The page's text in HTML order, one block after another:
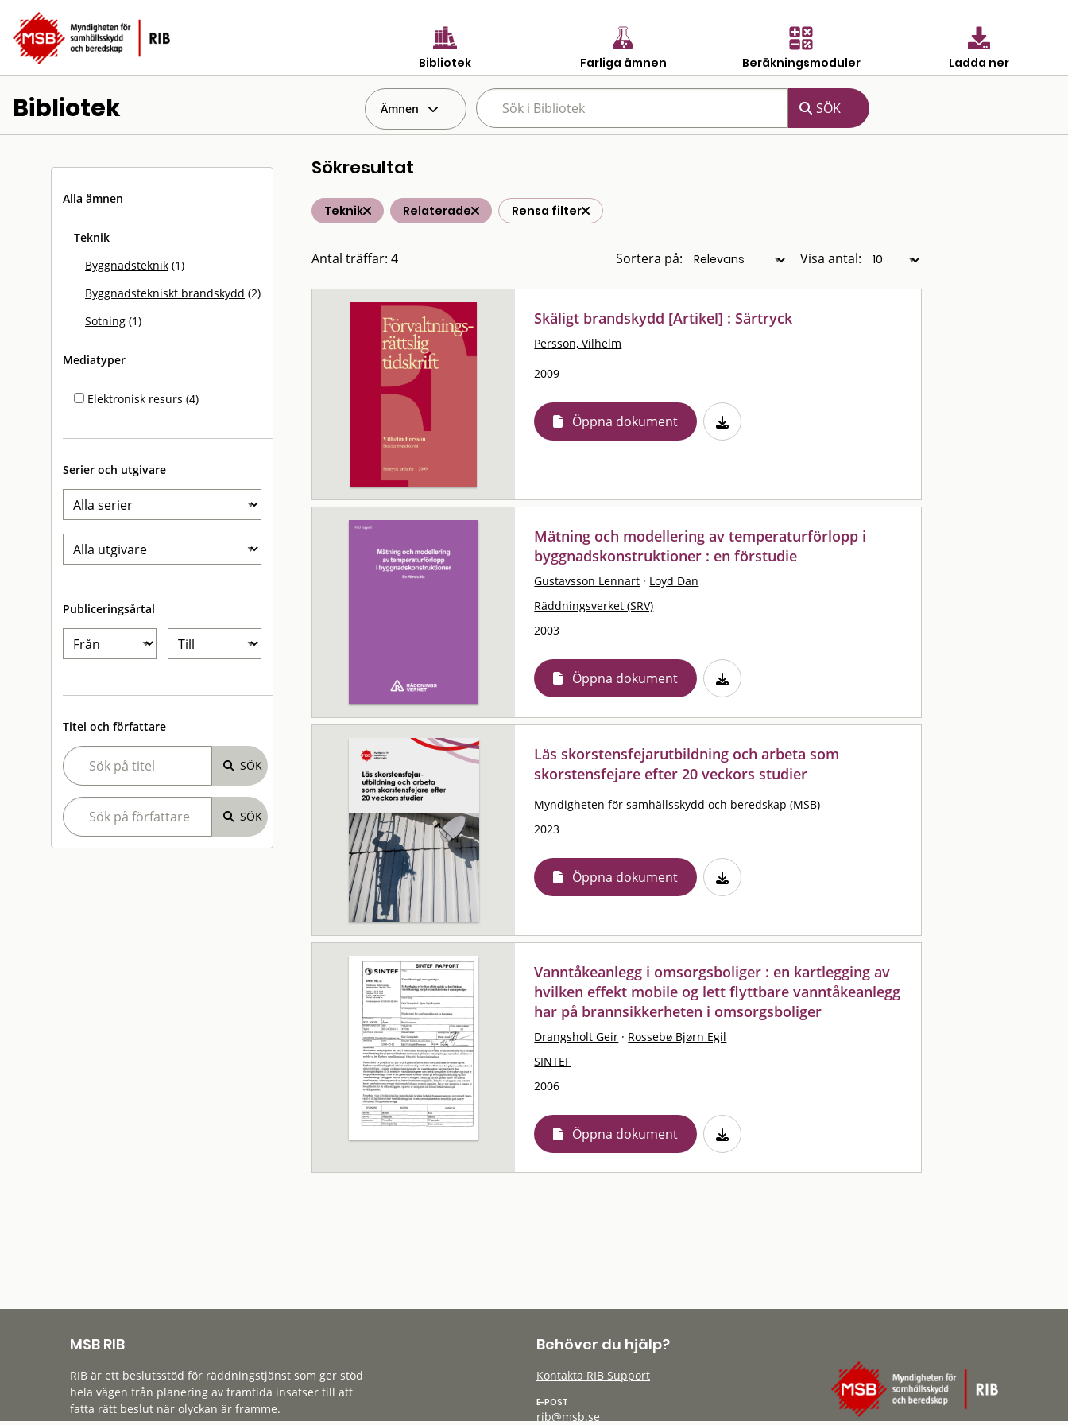
Bibliotek Farliga ämnen Beräkningsmoduler Ladda ner
Bibliotek Ämnen
Alla ämnen
Teknik
Byggnadsteknik (1)
Byggnadstekniskt brandskydd (2)
Sotning (1)
Mediatyper
Elektronisk resurs (4)
Serier och utgivare
Publiceringsårtal
Titel och författare
Sökresultat
Teknik Relaterade Rensa filter
Antal träffar: 4 Sortera på: Visa antal:
Skäligt brandskydd [Artikel] : Särtryck
Persson, Vilhelm
2009
Öppna dokument
Mätning och modellering av temperaturförlopp i
byggnadskonstruktioner : en förstudie
Gustavsson Lennart · Loyd Dan
Räddningsverket (SRV)
2003
Öppna dokument
Läs skorstensfejarutbildning och arbeta som
skorstensfejare efter 20 veckors studier
Myndigheten för samhällsskydd och beredskap (MSB)
2023
Öppna dokument
Vanntåkeanlegg i omsorgsboliger : en kartlegging av
hvilken effekt mobile og lett flyttbare vanntåkeanlegg
har på brannsikkerheten i omsorgsboliger
Drangsholt Geir · Rossebø Bjørn Egil
SINTEF
2006
Öppna dokument
MSB RIB
RIB är ett beslutsstöd för räddningstjänst som ger stöd
hela vägen från planering av framtida insatser till att
fatta rätt beslut när olyckan är framme.
Behöver du hjälp?
Kontakta RIB Support
E-POST
rib@msb.se